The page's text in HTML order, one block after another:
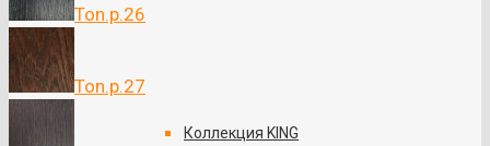
Коллекция KING
Ton.p.26
Ton.p.27